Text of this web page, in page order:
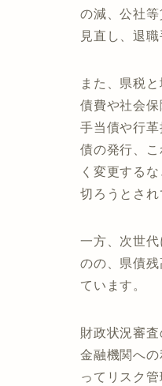
の減、公社
見直し、退
また、県税
債費や社会
手当債や行
債の発行、
く変更する
切ろうとされ
一方、次世
のの、県債
ています。
財政状況審
金融機関へ
ってリスク